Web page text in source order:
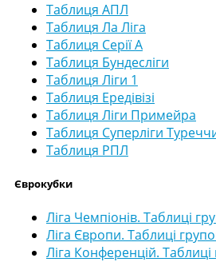
Таблиця АПЛ
Таблиця Ла Ліга
Таблиця Серії А
Таблиця Бундесліги
Таблиця Ліги 1
Таблиця Ередівізі
Таблиця Ліги Примейра
Таблиця Суперліги
Таблиця РПЛ
Єврокубки
Ліга Чемпіонів. Таблиці
Ліга Європи. Таблиці
Ліга Конференцій.